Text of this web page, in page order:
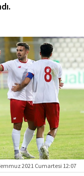
2021 Cumartesi 12:07